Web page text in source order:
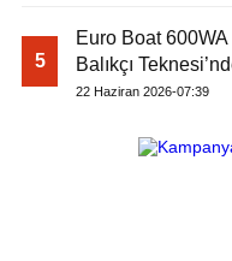
5
Euro Boat
Balıkçı
22 Haziran 2026-07:39